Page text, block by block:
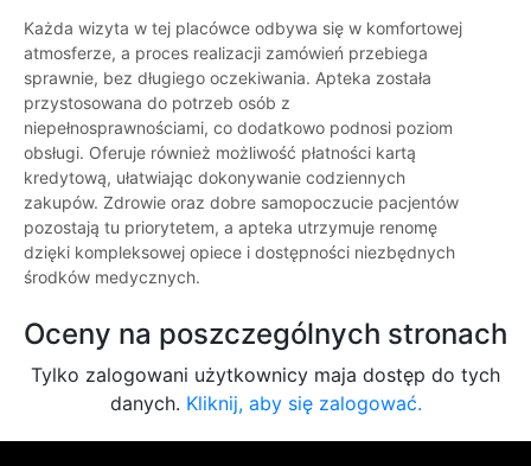
Każda wizyta w tej placówce odbywa się w komfortowej
atmosferze, a proces realizacji zamówień przebiega
sprawnie, bez długiego oczekiwania. Apteka została
przystosowana do potrzeb osób z
niepełnosprawnościami, co dodatkowo podnosi poziom
obsługi. Oferuje również możliwość płatności kartą
kredytową, ułatwiając dokonywanie codziennych
zakupów. Zdrowie oraz dobre samopoczucie pacjentów
pozostają tu priorytetem, a apteka utrzymuje renomę
dzięki kompleksowej opiece i dostępności niezbędnych
środków medycznych.
Oceny na poszczególnych stronach
Tylko zalogowani użytkownicy maja dostęp do tych
danych. Kliknij, aby się zalogować.